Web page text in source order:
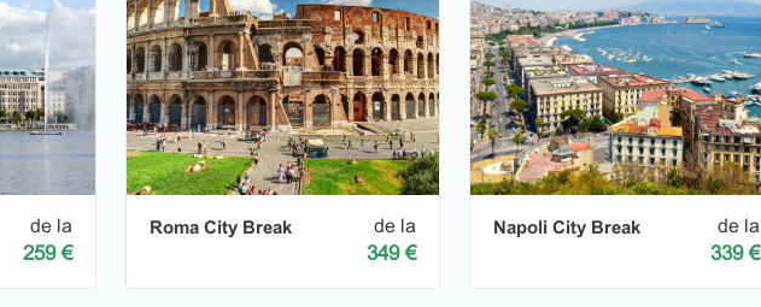
de la
259 €
Roma City Break de la
349 €
Napoli City Break de la
339 €